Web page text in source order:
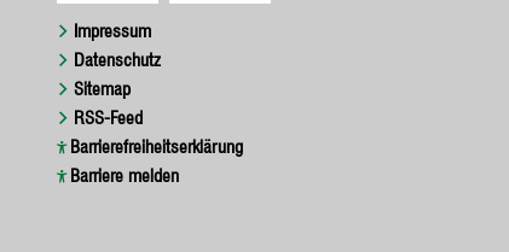
Impressum
Datenschutz
Sitemap
RSS-Feed
Barrierefreiheitserklärung
Barriere melden